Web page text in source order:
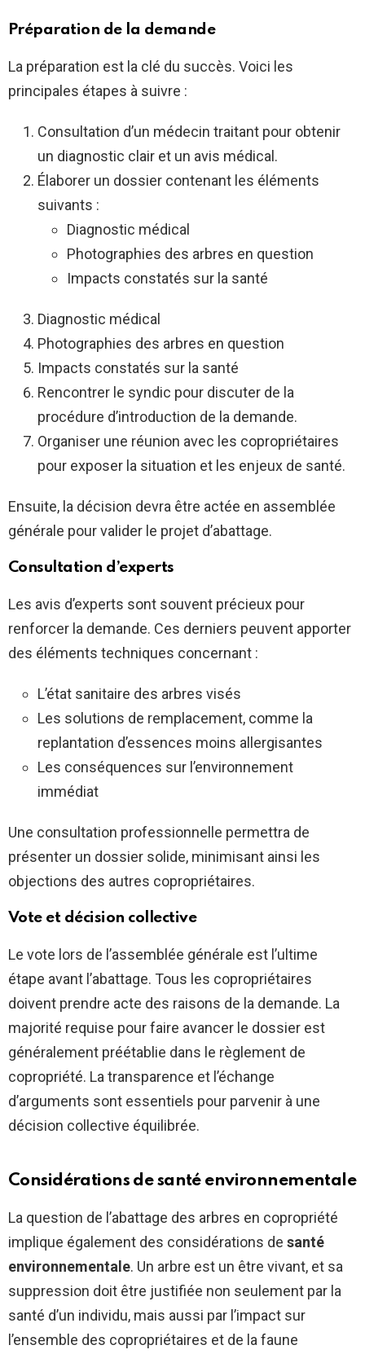
Préparation de la demande
La préparation est la clé du succès. Voici les
principales étapes à suivre :
Consultation d’un médecin traitant pour obtenir
un diagnostic clair et un avis médical.
Élaborer un dossier contenant les éléments
suivants :
Diagnostic médical
Photographies des arbres en question
Impacts constatés sur la santé
Diagnostic médical
Photographies des arbres en question
Impacts constatés sur la santé
Rencontrer le syndic pour discuter de la
procédure d’introduction de la demande.
Organiser une réunion avec les copropriétaires
pour exposer la situation et les enjeux de santé.
Ensuite, la décision devra être actée en assemblée
générale pour valider le projet d’abattage.
Consultation d’experts
Les avis d’experts sont souvent précieux pour
renforcer la demande. Ces derniers peuvent apporter
des éléments techniques concernant :
L’état sanitaire des arbres visés
Les solutions de remplacement, comme la
replantation d’essences moins allergisantes
Les conséquences sur l’environnement
immédiat
Une consultation professionnelle permettra de
présenter un dossier solide, minimisant ainsi les
objections des autres copropriétaires.
Vote et décision collective
Le vote lors de l’assemblée générale est l’ultime
étape avant l’abattage. Tous les copropriétaires
doivent prendre acte des raisons de la demande. La
majorité requise pour faire avancer le dossier est
généralement préétablie dans le règlement de
copropriété. La transparence et l’échange
d’arguments sont essentiels pour parvenir à une
décision collective équilibrée.
Considérations de santé environnementale
La question de l’abattage des arbres en copropriété
implique également des considérations de santé
environnementale. Un arbre est un être vivant, et sa
suppression doit être justifiée non seulement par la
santé d’un individu, mais aussi par l’impact sur
l’ensemble des copropriétaires et de la faune